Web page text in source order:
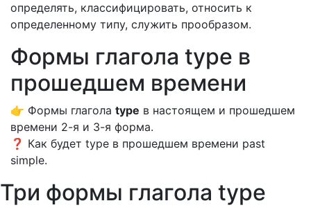
определять, классифицировать, относить к
определенному типу, служить прообразом.
Формы глагола type в
прошедшем времени
👉 Формы глагола type в настоящем и прошедшем
времени 2-я и 3-я форма.
❓ Как будет type в прошедшем времени past
simple.
Три формы глагола type